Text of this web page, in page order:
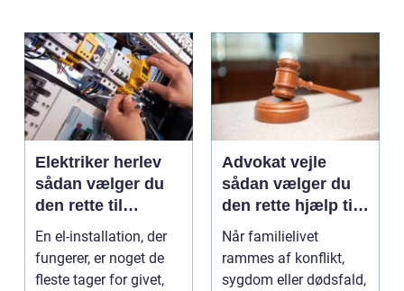
Elektriker herlev
sådan vælger du
den rette til
opgaven
En el-installation, der
fungerer, er noget de
fleste tager for givet,
Advokat vejle
sådan vælger du
den rette hjælp til
familien
Når familielivet
rammes af konflikt,
sygdom eller dødsfald,